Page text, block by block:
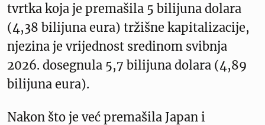
tvrtka koja je premašila 5 bilijuna dolara
(4,38 bilijuna eura) tržišne kapitalizacije,
njezina je vrijednost sredinom svibnja
2026. dosegnula 5,7 bilijuna dolara (4,89
bilijuna eura).
Nakon što je već premašila Japan i